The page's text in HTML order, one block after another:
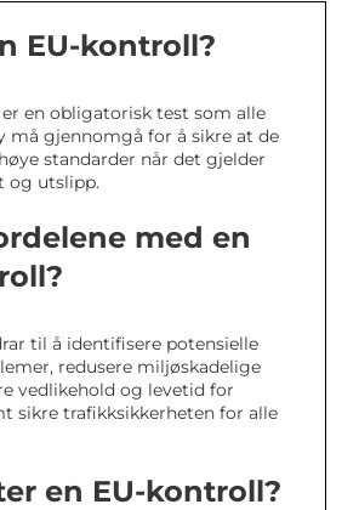
EU-kontroll?
en obligatorisk test som alle
må gjennomgå for å sikre at de
standarder når det gjelder
og utslipp.
med en
til å identifisere potensielle
redusere miljøskadelige
vedlikehold og levetid for
sikre trafikksikkerheten for alle
en EU-kontroll?